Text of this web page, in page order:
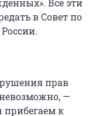
Все эти
в Совет по
прав
—
прибегаем к